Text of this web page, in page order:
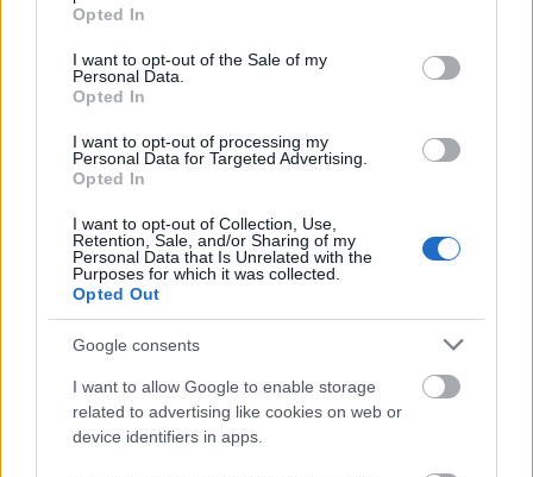
use your data for below specified purposes in below Google
consent section.
Opted In
I want to opt-out of the Sale of my
Personal Data.
Opted In
I want to opt-out of processing my
Personal Data for Targeted Advertising.
Opted In
I want to opt-out of Collection, Use,
Retention, Sale, and/or Sharing of my
Personal Data that Is Unrelated with the
Purposes for which it was collected.
Opted Out
Google consents
I want to allow Google to enable storage
related to advertising like cookies on web or
device identifiers in apps.
VBK 20
• 2025. április 02.
2025 április 5-én 20. évfordulója lesz annak a
víztoronybéli baráti találkozónak a Margitszigeten,